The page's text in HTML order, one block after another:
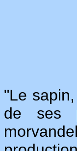
"Le
de ses